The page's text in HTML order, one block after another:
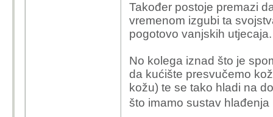
Također postoje premazi
vremenom izgubi ta
pogotovo vanjskih utjecaja.
No kolega iznad što je
da kućište presvučemo
kožu) te se tako hladi na
što imamo sustav hlađenja